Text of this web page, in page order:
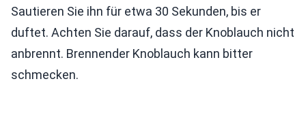
Sautieren Sie ihn für etwa 30 Sekunden, bis er
duftet. Achten Sie darauf, dass der Knoblauch nicht
anbrennt. Brennender Knoblauch kann bitter
schmecken.